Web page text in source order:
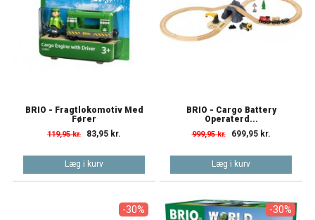
BRIO - Fragtlokomotiv Med
Fører
119,95 kr. 83,95 kr.
Læg i kurv
BRIO - Cargo Battery
Operaterd...
999,95 kr. 699,95 kr.
Læg i kurv
-30% -30%